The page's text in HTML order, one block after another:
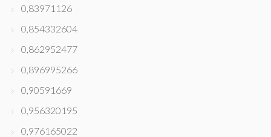
0,83971126
0,854332604
0,862952477
0,896995266
0,90591669
0,956320195
0,976165022